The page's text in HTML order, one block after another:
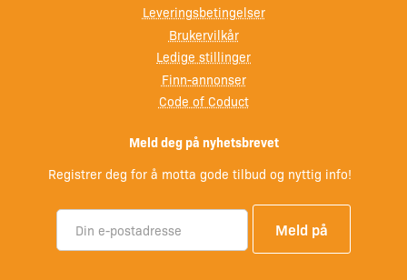
Leveringsbetingelser
Brukervilkår
Ledige stillinger
Finn-annonser
Code of Coduct
Meld deg på nyhetsbrevet
Registrer deg for å motta gode tilbud og nyttig info!